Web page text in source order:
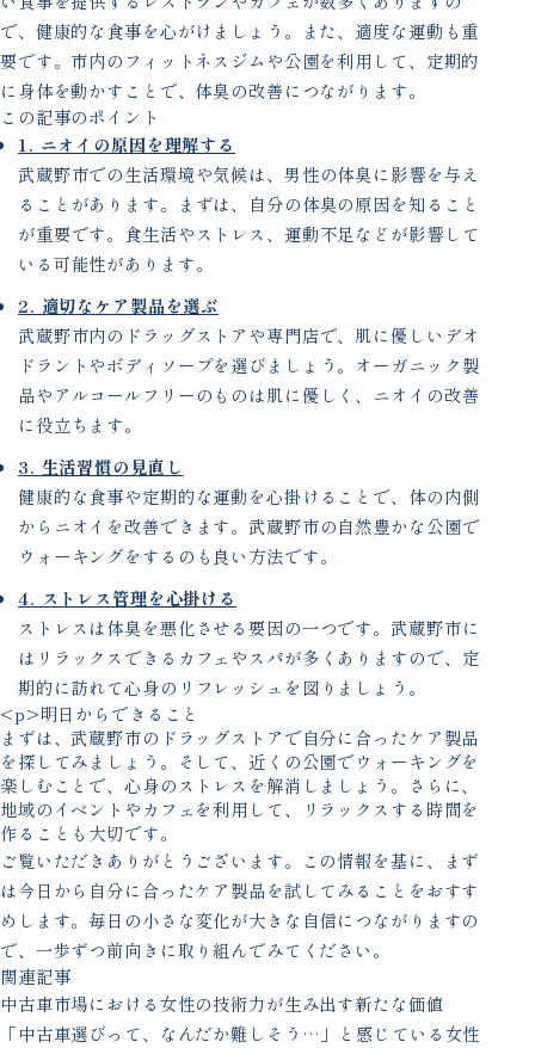
で、健康的な食事を心がけましょう。また、適度な運動も重
要です。市内のフィットネスジムや公園を利用して、定期的
に身体を動かすことで、体臭の改善につながります。
この記事のポイント
1. ニオイの原因を理解する
武蔵野市での生活環境や気候は、男性の体臭に影響を与え
ることがあります。まずは、自分の体臭の原因を知ること
が重要です。食生活やストレス、運動不足などが影響して
いる可能性があります。
2. 適切なケア製品を選ぶ
武蔵野市内のドラッグストアや専門店で、肌に優しいデオ
ドラントやボディソープを選びましょう。オーガニック製
品やアルコールフリーのものは肌に優しく、ニオイの改善
に役立ちます。
3. 生活習慣の見直し
健康的な食事や定期的な運動を心掛けることで、体の内側
からニオイを改善できます。武蔵野市の自然豊かな公園で
ウォーキングをするのも良い方法です。
4. ストレス管理を心掛ける
ストレスは体臭を悪化させる要因の一つです。武蔵野市に
はリラックスできるカフェやスパが多くありますので、定
期的に訪れて心身のリフレッシュを図りましょう。
<p>明日からできること
まずは、武蔵野市のドラッグストアで自分に合ったケア製品
を探してみましょう。そして、近くの公園でウォーキングを
楽しむことで、心身のストレスを解消しましょう。さらに、
地域のイベントやカフェを利用して、リラックスする時間を
作ることも大切です。
ご覧いただきありがとうございます。この情報を基に、まず
は今日から自分に合ったケア製品を試してみることをおすす
めします。毎日の小さな変化が大きな自信につながりますの
で、一歩ずつ前向きに取り組んでみてください。
関連記事
中古車市場における女性の技術力が生み出す新たな価値
「中古車選びって、なんだか難しそう…」と感じている女性